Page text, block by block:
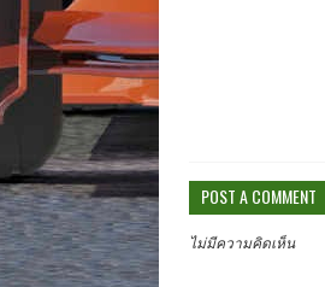
POST A COMMENT
ไม่มีความคิดเห็น